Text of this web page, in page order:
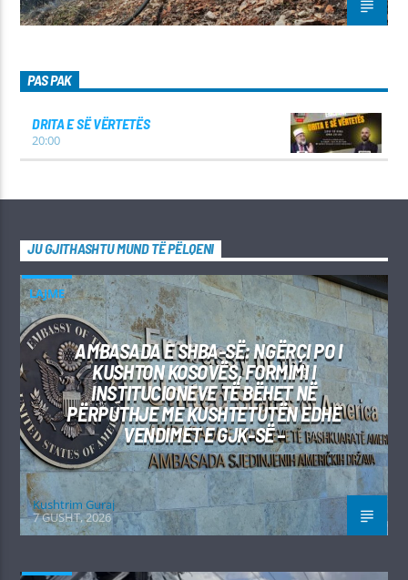
PAS PAK
DRITA E SË VËRTETËS
20:00
JU GJITHASHTU MUND TË PËLQENI
LAJME
AMBASADA E SHBA-SË: NGËRÇI PO I
KUSHTON KOSOVËS, FORMIMI I
INSTITUCIONEVE TË BËHET NË
PËRPUTHJE ME KUSHTETUTËN EDHE
VENDIMET E GJK-SË –
Kushtrim Guraj
7 GUSHT, 2026